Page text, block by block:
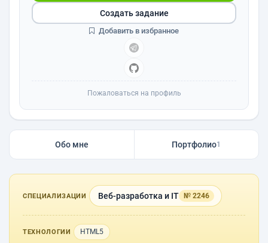
Создать задание
Добавить в избранное
Пожаловаться на профиль
Обо мне Портфолио1
СПЕЦИАЛИЗАЦИИ Веб-разработка и IT № 2246
ТЕХНОЛОГИИ HTML5